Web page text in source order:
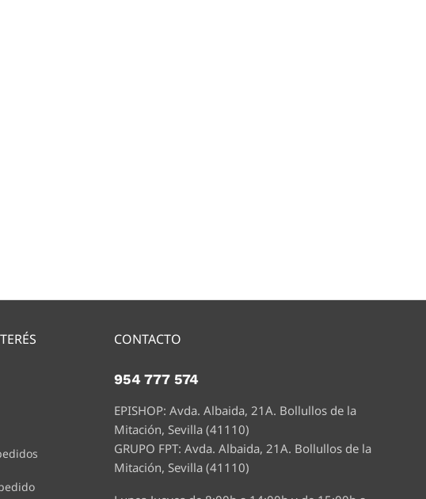
CONTACTO
954 777 574
EPISHOP: Avda. Albaida, 21A. Bollullos de la
Mitación, Sevilla (41110)
GRUPO FPT: Avda. Albaida, 21A. Bollullos de la
Mitación, Sevilla (41110)